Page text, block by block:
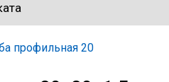
профильная 20